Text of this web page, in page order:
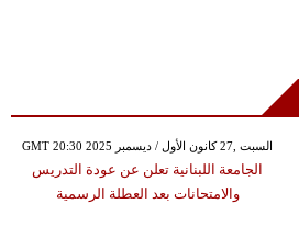
GMT 20:30 2025 السبت ,27 كانون الأول / ديسمبر
الجامعة اللبنانية تعلن عن عودة التدريس
والامتحانات بعد العطلة الرسمية